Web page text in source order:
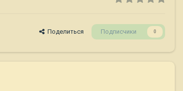
Поделиться Подписчики 0